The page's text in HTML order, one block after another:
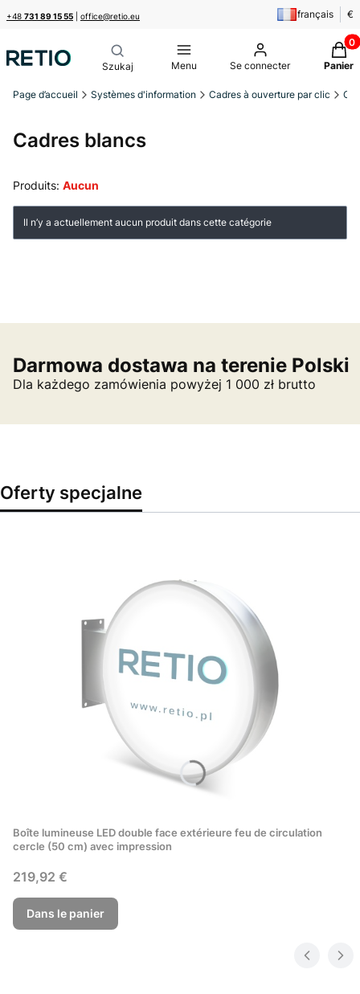
+48 731 89 15 55 office@retio.eu français €
Menu Se connecter Panier
Page d’accueil Systèmes d'information Cadres à ouverture par clic
Cadres blancs
Produits: Aucun
Liste des produits
Il n’y a actuellement aucun produit dans cette catégorie
Darmowa dostawa na terenie Polski
Dla każdego zamówienia powyżej 1 000 zł brutto
Oferty specjalne
Boîte lumineuse LED double face extérieure feu de circulation
cercle (50 cm) avec impression
Prix
219,92 €
Dans le panier